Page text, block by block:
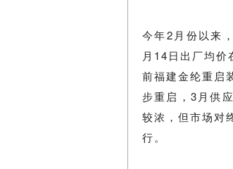
今年2月份以来
月14日出厂均
前福建金纶重启
步重启，3月供
较浓，但市场对
行。